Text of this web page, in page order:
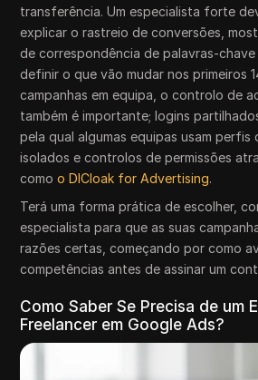
transferência. Um especialista forte
explicar o rastreio de conversões,
de correspondência de palavras-
definir o que vão mudar nos primeiros
campanhas em equipa, o controlo de
também é importante; logins
pela qual algumas equipas usam perfis
isolados e controlos de permissões
comoo DICloak for Advertising.
Terá uma forma prática de escolher,
especialista para que as suas
razões certas, começando por como
competências antes de assinar um
Como Saber Se Precisa de um
Freelancer em Google Ads?